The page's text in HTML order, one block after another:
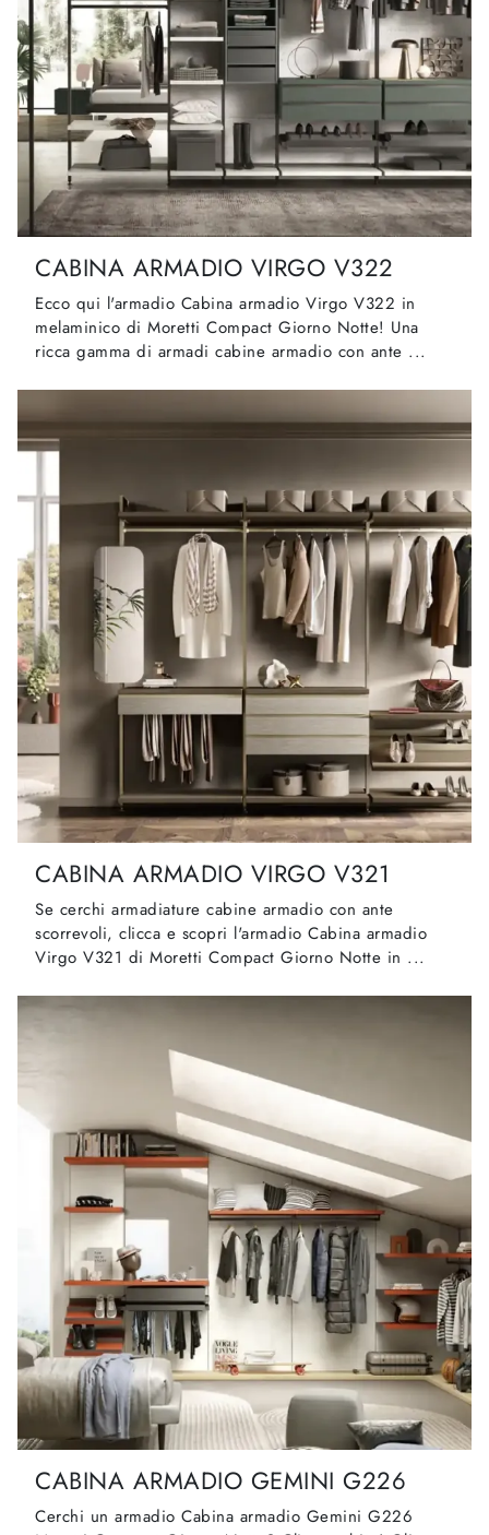
CABINA ARMADIO VIRGO V322
Ecco qui l'armadio Cabina armadio Virgo V322 in
melaminico di Moretti Compact Giorno Notte! Una
ricca gamma di armadi cabine armadio con ante ...
CABINA ARMADIO VIRGO V321
Se cerchi armadiature cabine armadio con ante
scorrevoli, clicca e scopri l'armadio Cabina armadio
Virgo V321 di Moretti Compact Giorno Notte in ...
CABINA ARMADIO GEMINI G226
Cerchi un armadio Cabina armadio Gemini G226